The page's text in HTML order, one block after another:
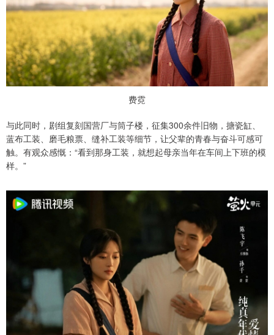
费霓
与此同时，剧组复刻国营厂与筒子楼，征集300余件旧物，搪瓷缸、
蓝布工装、磨毛粮票、缝补工装等细节，让父辈的青春与奋斗可感可
触。有观众感慨：“看到那身工装，就想起母亲当年在车间上下班的模
样。”